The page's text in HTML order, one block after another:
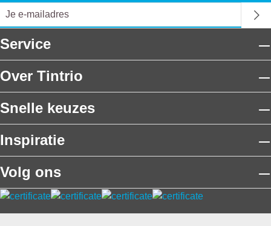
Service
Over Tintrio
Snelle keuzes
Inspiratie
Volg ons